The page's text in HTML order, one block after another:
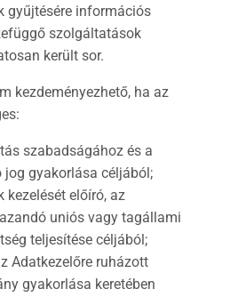
gyűjtésére információs
szolgáltatások
került sor.
kezdeményezhető, ha az
szabadságához és a
gyakorlása céljából;
kezelését előíró, az
uniós vagy tagállami
teljesítése céljából;
Adatkezelőre ruházott
gyakorlása keretében